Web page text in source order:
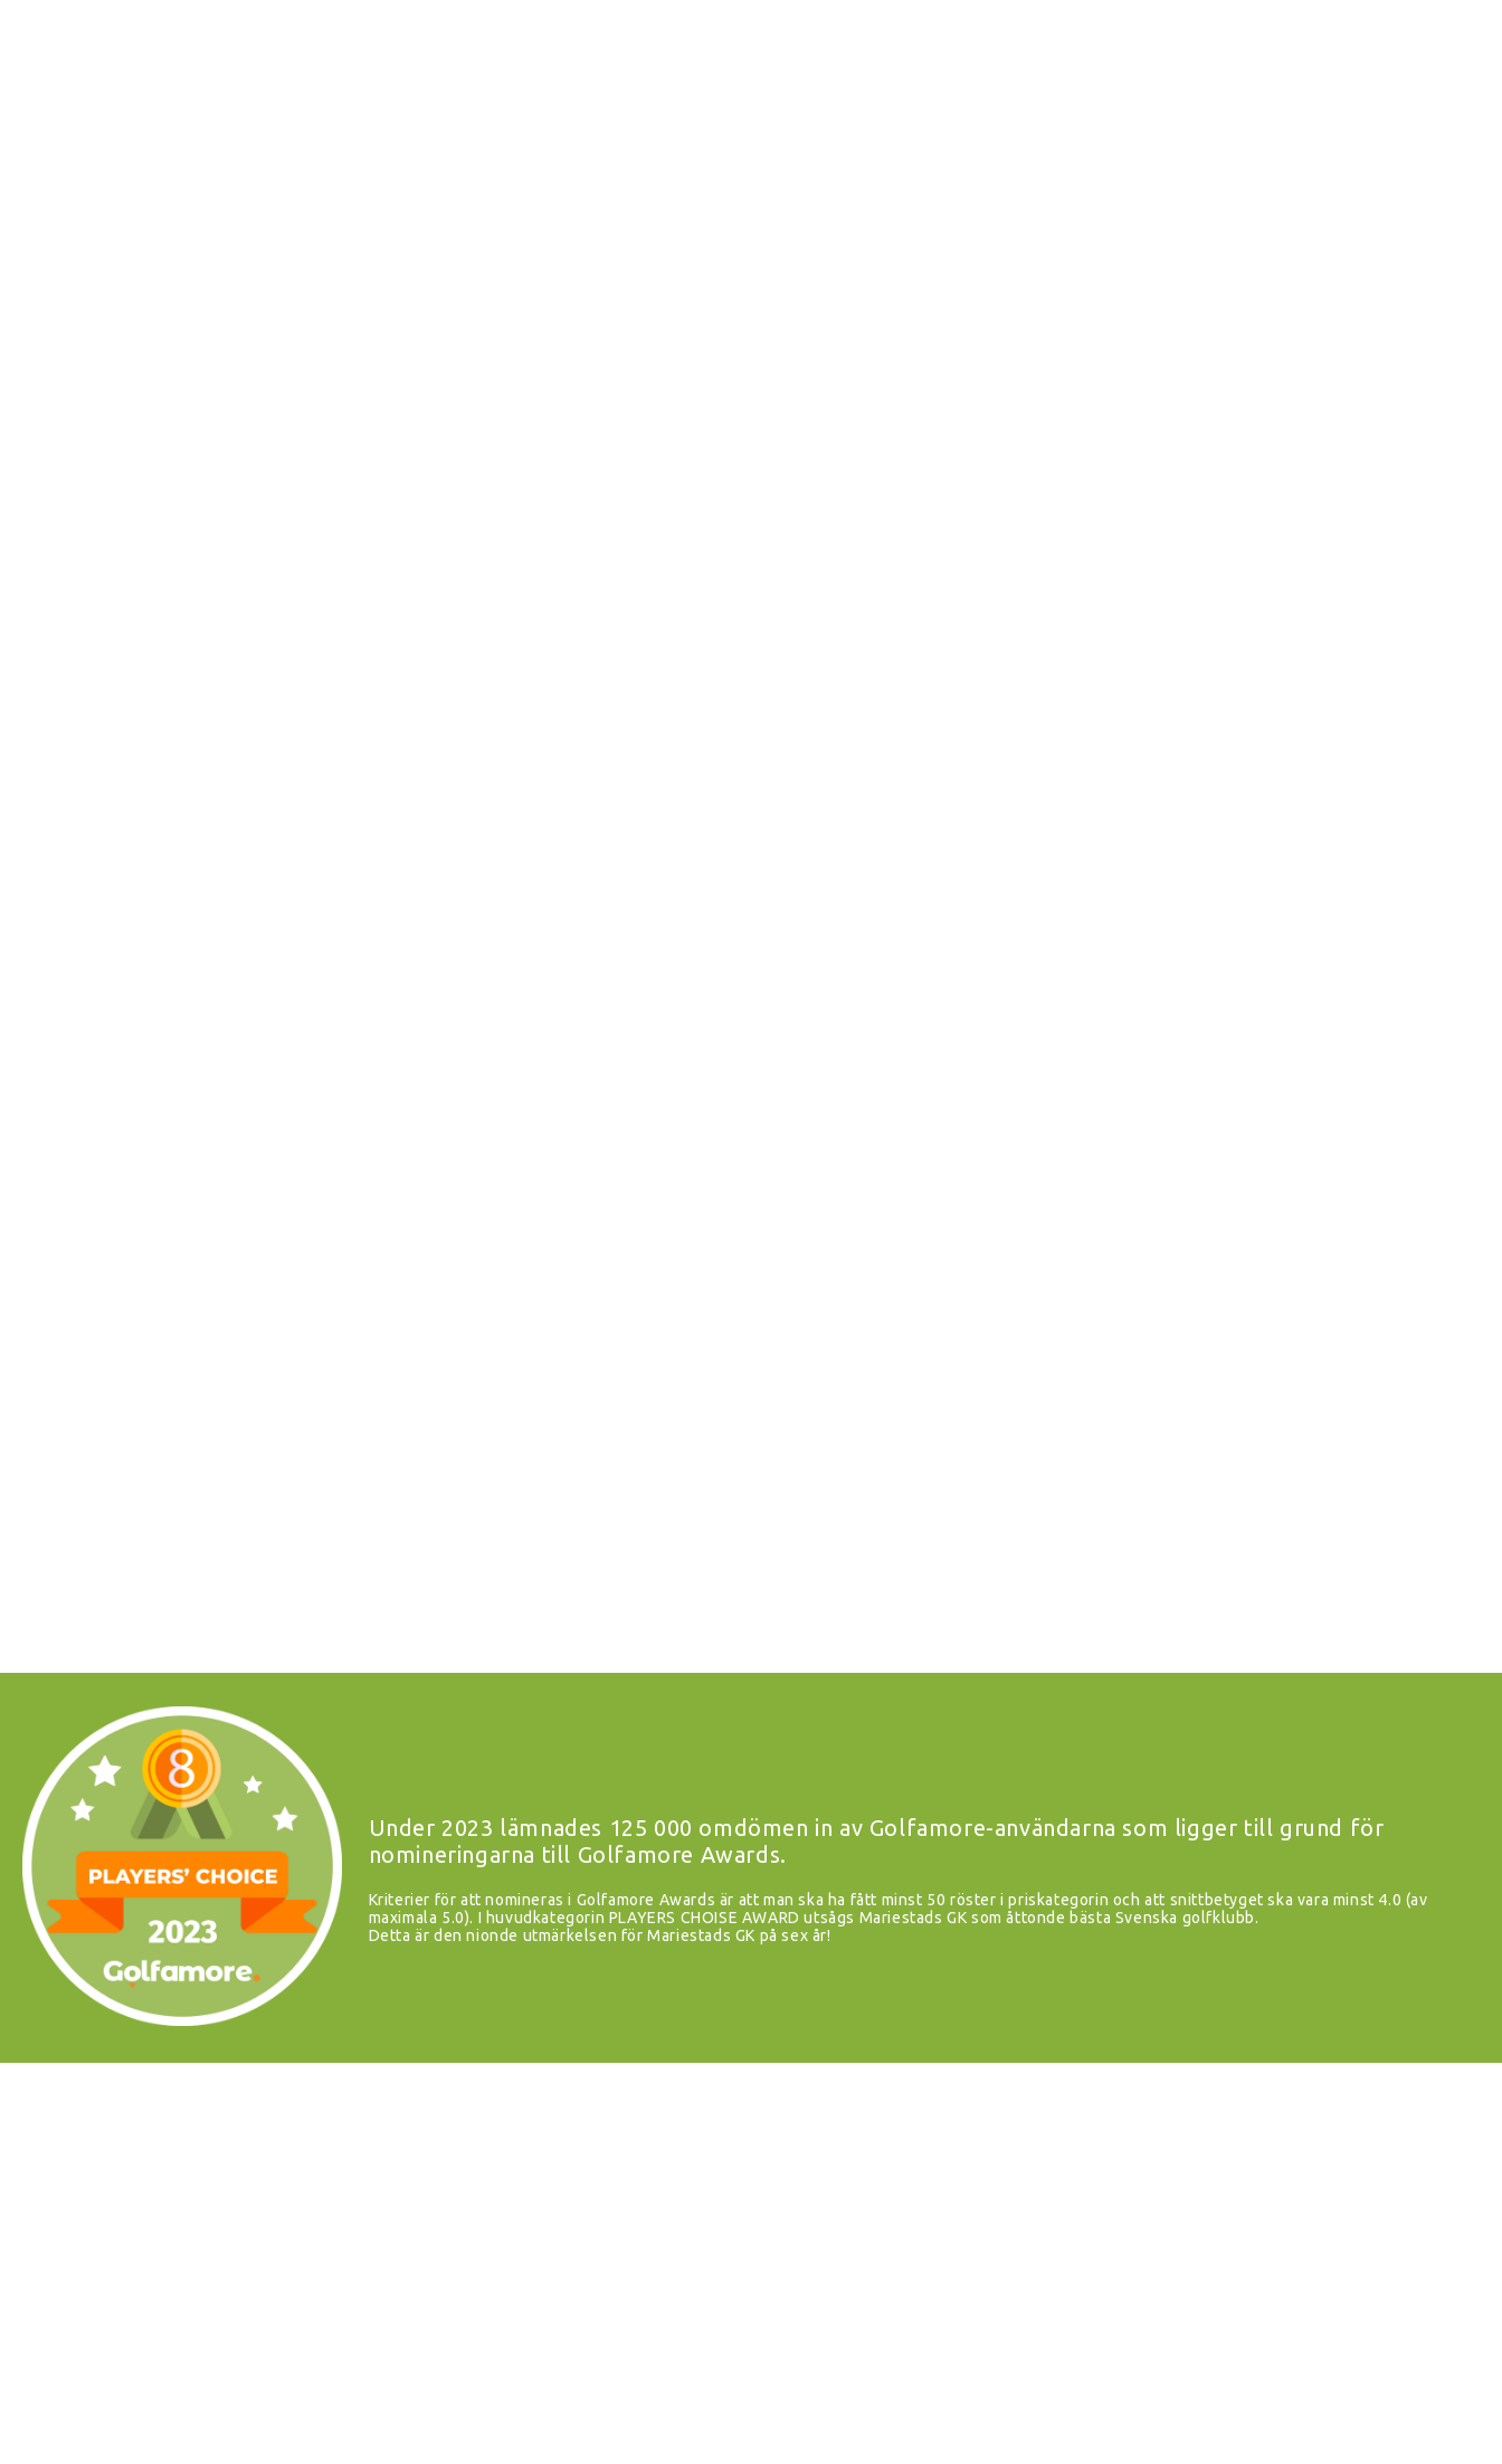
Under 2023 lämnades 125 000 omdömen in av Golfamore-användarna som ligger till grund för
nomineringarna till Golfamore Awards.
Kriterier för att nomineras i Golfamore Awards är att man ska ha fått minst 50 röster i priskategorin och att snittbetyget ska vara minst 4.0 (av
maximala 5.0). I huvudkategorin PLAYERS CHOISE AWARD utsågs Mariestads GK som åttonde bästa Svenska golfklubb.
Detta är den nionde utmärkelsen för Mariestads GK på sex år!